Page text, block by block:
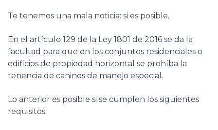
Te tenemos una mala noticia: si es posible.
En el artículo 129 de la Ley 1801 de 2016 se da la
facultad para que en los conjuntos residenciales o
edificios de propiedad horizontal se prohíba la
tenencia de caninos de manejo especial.
Lo anterior es posible si se cumplen los siguientes
requisitos: